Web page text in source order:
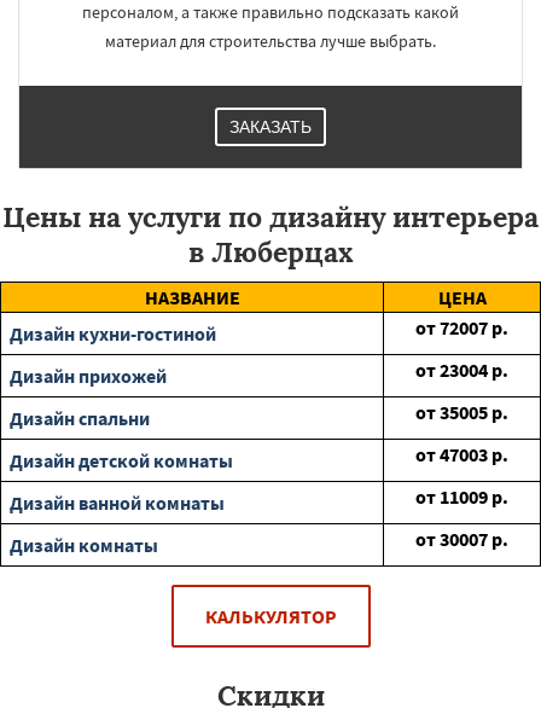
персоналом, а также правильно подсказать какой
материал для строительства лучше выбрать.
ЗАКАЗАТЬ
Цены на услуги по дизайну интерьера
в Люберцах
НАЗВАНИЕ
ЦЕНА
Дизайн кухни-гостиной
от72007 р.
Дизайн прихожей
от23004 р.
Дизайн спальни
от35005 р.
Дизайн детской комнаты
от47003 р.
Дизайн ванной комнаты
от 11009 р.
Дизайн комнаты
от30007 р.
КАЛЬКУЛЯТОР
Скидки